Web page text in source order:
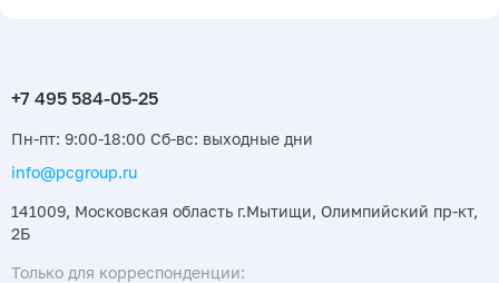
Пн-пт: 9:00-18:00 Сб-вс: выходные дни
info@pcgroup.ru
141009, Московская область г.Мытищи, Олимпийский пр-кт,
2Б
Только для корреспонденции: